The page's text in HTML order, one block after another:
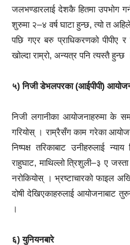
जलभण्डारलाई देशकै हितमा उपभोग
शुरुमा २–४ वर्ष घाटा हुन्छ, त्यो त
पछि गएर बरु प्राधिकरणको पीपीए
खोल्दा राम्रो, अन्यत्र पनि त्यस्तै हुन्छ
५) निजी डेभलपरका (आईपीपी)
निजी लगानीका आयोजनाहरुमा के
गरियोस् । राम्रैसँग काम गरेका
निष्पक्ष तरिकाबाट उनीहरुलाई
राहुघाट, माथिल्लो त्रिशुली–३ ए
नरोकियोस् । भ्रष्टाचारको फाइल
दोषी देखिएकाहरुलाई आयोजनाबाट
।
६) युनियनबारे